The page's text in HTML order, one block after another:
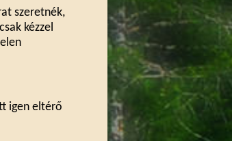
szeretnék,
kézzel
igen eltérő